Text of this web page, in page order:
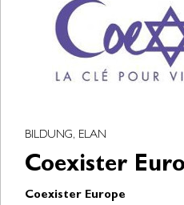
BILDUNG, ELAN
Coexister
Coexister Europe